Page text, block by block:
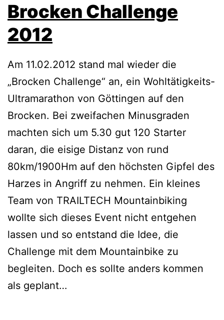
Brocken Challenge
2012
Am 11.02.2012 stand mal wieder die
„Brocken Challenge“ an, ein Wohltätigkeits-
Ultramarathon von Göttingen auf den
Brocken. Bei zweifachen Minusgraden
machten sich um 5.30 gut 120 Starter
daran, die eisige Distanz von rund
80km/1900Hm auf den höchsten Gipfel des
Harzes in Angriff zu nehmen. Ein kleines
Team von TRAILTECH Mountainbiking
wollte sich dieses Event nicht entgehen
lassen und so entstand die Idee, die
Challenge mit dem Mountainbike zu
begleiten. Doch es sollte anders kommen
als geplant…